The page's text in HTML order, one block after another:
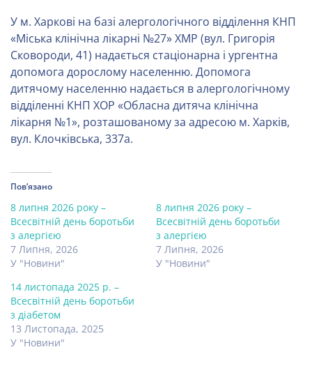
У м. Харкові на базі алергологічного відділення КНП
«Міська клінічна лікарні №27» ХМР (вул. Григорія
Сковороди, 41) надається стаціонарна і ургентна
допомога дорослому населенню. Допомога
дитячому населенню надається в алергологічному
відділенні КНП ХОР «Обласна дитяча клінічна
лікарня №1», розташованому за адресою м. Харків,
вул. Клочківська, 337а.
Пов’язано
8 липня 2026 року –
Всесвітній день боротьби
з алергією
7 Липня, 2026
У "Новини"
8 липня 2026 року –
Всесвітній день боротьби
з алергією
7 Липня, 2026
У "Новини"
14 листопада 2025 р. –
Всесвітній день боротьби
з діабетом
13 Листопада, 2025
У "Новини"